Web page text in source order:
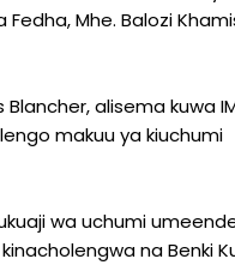
Mhe. Balozi
alisema kuwa
makuu ya kiuchumi
wa uchumi
na Benki